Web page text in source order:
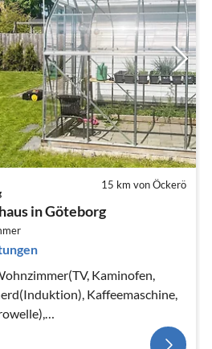
15 km von Öckerö
in Göteborg
Kaminofen,
Kaffeemaschine,
Schlafzimmer(Einzelbett)